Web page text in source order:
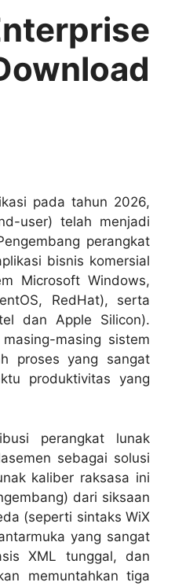
pada tahun 2026,
user) telah menjadi
perangkat
bisnis komersial
Microsoft Windows,
RedHat), serta
dan Apple Silicon).
masing sistem
proses yang sangat
produktivitas yang
perangkat lunak
sebagai solusi
kaliber raksasa ini
dari siksaan
(seperti sintaks WiX
yang sangat
XML tunggal, dan
memuntahkan tiga